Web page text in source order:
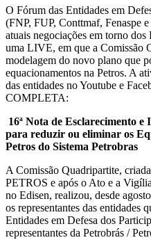
O Fórum das Entidades em
(FNP, FUP, Conttmaf, Fenaspe
atuais negociações em torno dos
uma LIVE, em que a Comissão
modelagem do novo plano que
equacionamentos na Petros. A
das entidades no Youtube e
COMPLETA:
16ª Nota de Esclarecimento e
para reduzir ou eliminar os
Petros do Sistema Petrobras
A Comissão Quadripartite,
PETROS e após o Ato e a
no Edisen, realizou, desde
os representantes das entidades
Entidades em Defesa dos
representantes da Petrobrás /